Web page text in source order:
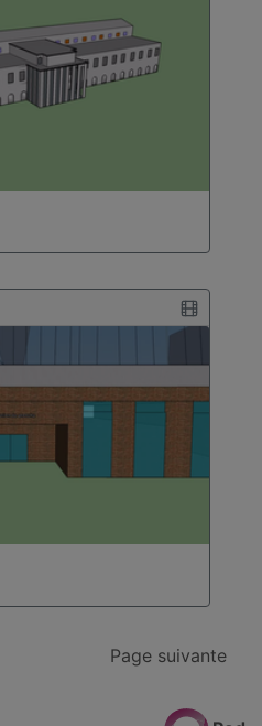
Page suivante